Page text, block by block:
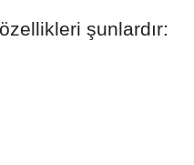
şunlardır: